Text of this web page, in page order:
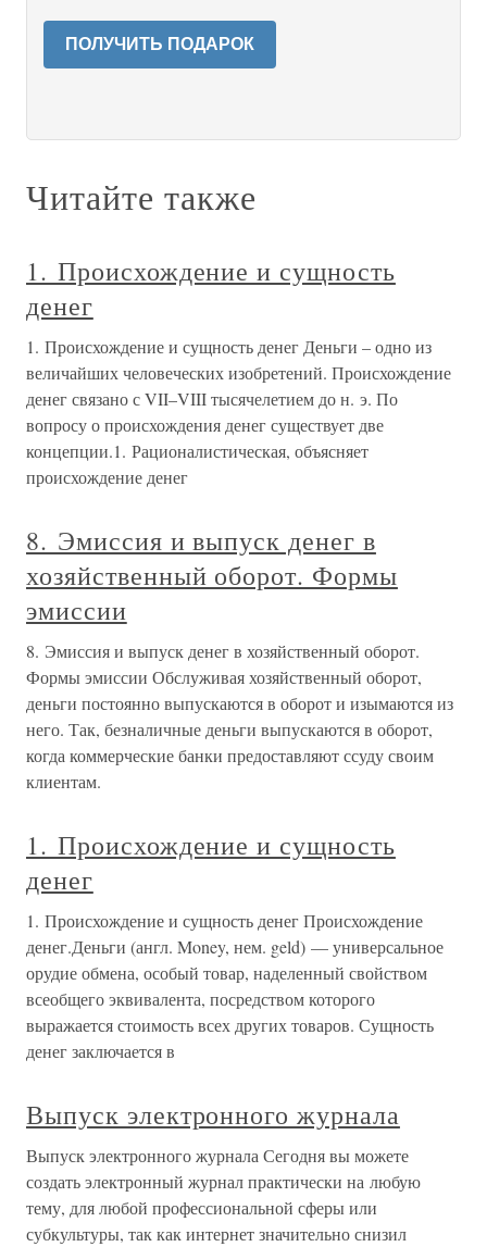
ПОЛУЧИТЬ ПОДАРОК
Читайте также
1. Происхождение и сущность
денег
1. Происхождение и сущность денег Деньги – одно из
величайших человеческих изобретений. Происхождение
денег связано с VII–VIII тысячелетием до н. э. По
вопросу о происхождения денег существует две
концепции.1. Рационалистическая, объясняет
происхождение денег
8. Эмиссия и выпуск денег в
хозяйственный оборот. Формы
эмиссии
8. Эмиссия и выпуск денег в хозяйственный оборот.
Формы эмиссии Обслуживая хозяйственный оборот,
деньги постоянно выпускаются в оборот и изымаются из
него. Так, безналичные деньги выпускаются в оборот,
когда коммерческие банки предоставляют ссуду своим
клиентам.
1. Происхождение и сущность
денег
1. Происхождение и сущность денег Происхождение
денег.Деньги (англ. Money, нем. geld) — универсальное
орудие обмена, особый товар, наделенный свойством
всеобщего эквивалента, посредством которого
выражается стоимость всех других товаров. Сущность
денег заключается в
Выпуск электронного журнала
Выпуск электронного журнала Сегодня вы можете
создать электронный журнал практически на любую
тему, для любой профессиональной сферы или
субкультуры, так как интернет значительно снизил